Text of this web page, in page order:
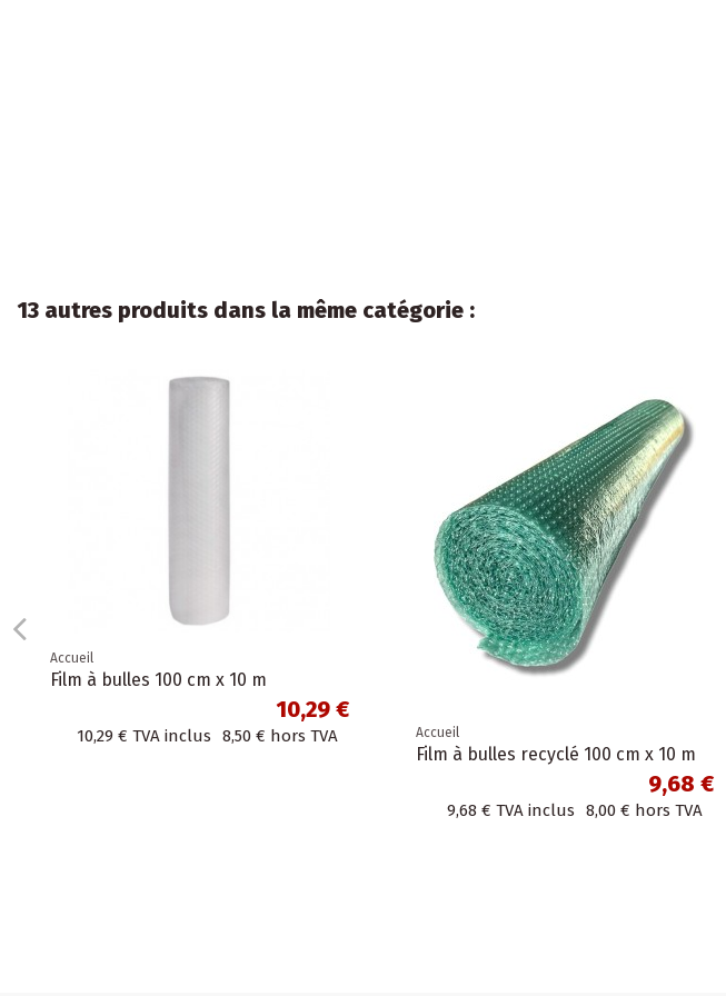
13 autres produits dans la même catégorie :
Accueil
Film à bulles 100 cm x 10 m
10,29 €
10,29 € TVA inclus 8,50 € hors TVA Accueil
Film à bulles recyclé 100 cm x 10 m
9,68 €
9,68 € TVA inclus 8,00 € hors TVA